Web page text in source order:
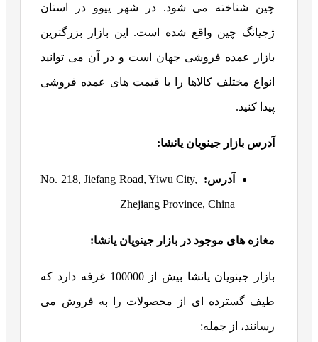
چین شناخته می شود. در شهر ییوو در استان
ژجیانگ چین واقع شده است. این بازار بزرگترین
بازار عمده فروشی جهان است و در آن می توانید
انواع مختلف کالاها را با قیمت های عمده فروشی
پیدا کنید.
آدرس بازار جینویان یانشا:
آدرس: No. 218, Jiefang Road, Yiwu City,
Zhejiang Province, China
مغازه های موجود در بازار جینویان یانشا:
بازار جینویان یانشا بیش از 100000 غرفه دارد که
طیف گسترده ای از محصولات را به فروش می
رسانند، از جمله: